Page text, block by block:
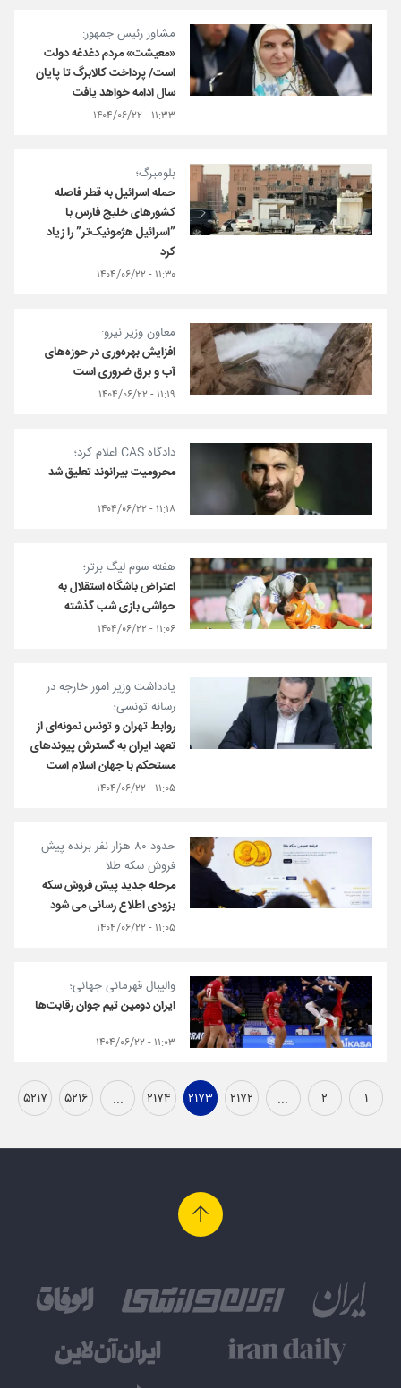
مشاور رئیس جمهور:
«معیشت» مردم دغدغه دولت
است/ پرداخت کالابرگ تا پایان
سال ادامه خواهد یافت
۱۱:۳۳ - ۱۴۰۴/۰۶/۲۲
بلومبرگ؛
حمله اسرائیل به قطر فاصله
کشورهای خلیج فارس با
”اسرائیل هژمونیک‌تر” را زیاد
کرد
۱۱:۳۰ - ۱۴۰۴/۰۶/۲۲
معاون وزیر نیرو:
افزایش بهره‌وری در حوزه‌های
آب و برق ضروری است
۱۱:۱۹ - ۱۴۰۴/۰۶/۲۲
دادگاه CAS اعلام کرد؛
محرومیت بیرانوند تعلیق شد
۱۱:۱۸ - ۱۴۰۴/۰۶/۲۲
هفته سوم لیگ برتر؛
اعتراض باشگاه استقلال به
حواشی بازی شب گذشته
۱۱:۰۶ - ۱۴۰۴/۰۶/۲۲
یادداشت وزیر امور خارجه در
رسانه تونسی؛
روابط تهران و تونس نمونه‌ای از
تعهد ایران به گسترش پیوندهای
مستحکم با جهان اسلام است
۱۱:۰۵ - ۱۴۰۴/۰۶/۲۲
حدود ۸۰ هزار نفر برنده پیش
فروش سکه طلا
مرحله جدید پیش فروش سکه
بزودی اطلاع رسانی می‌ شود
۱۱:۰۵ - ۱۴۰۴/۰۶/۲۲
والیبال قهرمانی جهانی؛
ایران دومین تیم جوان رقابت‌ها
۱۱:۰۳ - ۱۴۰۴/۰۶/۲۲
۱ ۲ ... ۲۱۷۲ ۲۱۷۳ ۲۱۷۴ ... ۵۲۱۶ ۵۲۱۷